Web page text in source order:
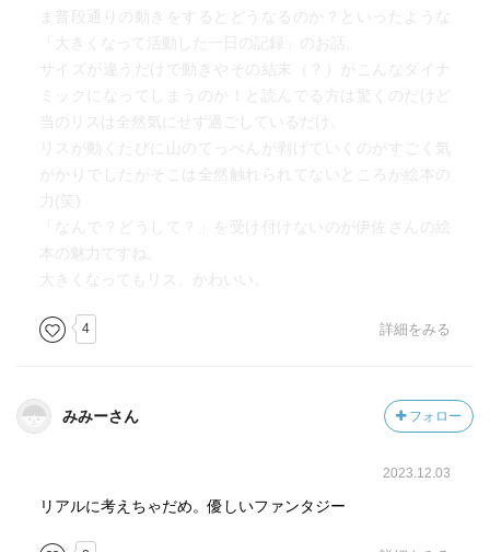
ま普段通りの動きをするとどうなるのか？といったような
「大きくなって活動した一日の記録」のお話。
サイズが違うだけで動きやその結末（？）がこんなダイナ
ミックになってしまうのか！と読んでる方は驚くのだけど
当のリスは全然気にせず過ごしているだけ。
リスが動くたびに山のてっぺんが剥げていくのがすごく気
がかりでしたがそこは全然触れられてないところが絵本の
力(笑)
「なんで？どうして？」を受け付けないのが伊佐さんの絵
本の魅力ですね。
大きくなってもリス、かわいい。
4 詳細をみる
みみーさん フォロー
2023.12.03
リアルに考えちゃだめ。優しいファンタジー